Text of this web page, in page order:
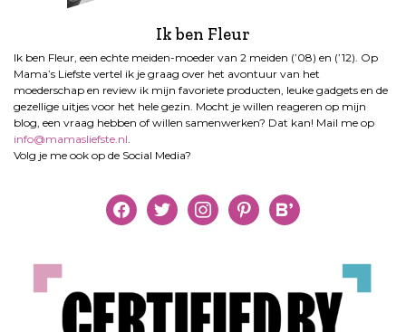
Ik ben Fleur
Ik ben Fleur, een echte meiden-moeder van 2 meiden (’08) en (’12). Op
Mama’s Liefste vertel ik je graag over het avontuur van het
moederschap en review ik mijn favoriete producten, leuke gadgets en de
gezellige uitjes voor het hele gezin. Mocht je willen reageren op mijn
blog, een vraag hebben of willen samenwerken? Dat kan! Mail me op
info@mamasliefste.nl.
Volg je me ook op de Social Media?
facebooktwitter instagrampinterestbloglovin